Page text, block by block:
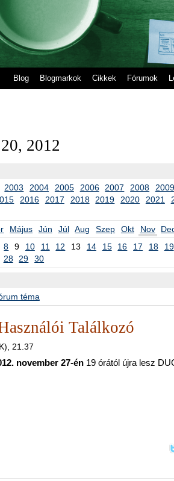
Blog Blogmarkok Cikkek Fórumok
2012
2003 2004 2005 2006 2007 2008 2009
2016 2017 2018 2019 2020 2021
Május Jún Júl Aug Szep Okt Nov
8 9 10 11 12 13 14 15 16 17 18 19
28 29 30
téma
Találkozó
21.37
november 27-én19 órától újra lesz